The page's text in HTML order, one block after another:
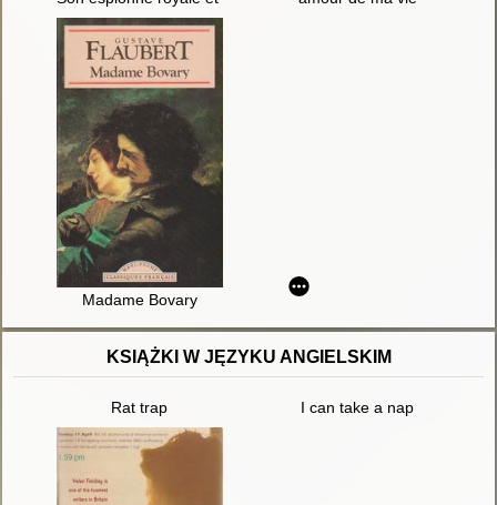
Madame Bovary
KSIĄŻKI W JĘZYKU ANGIELSKIM
Rat trap I can take a nap